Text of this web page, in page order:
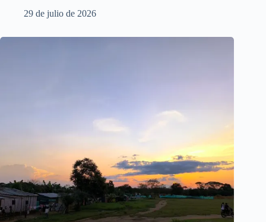
29 de julio de 2026